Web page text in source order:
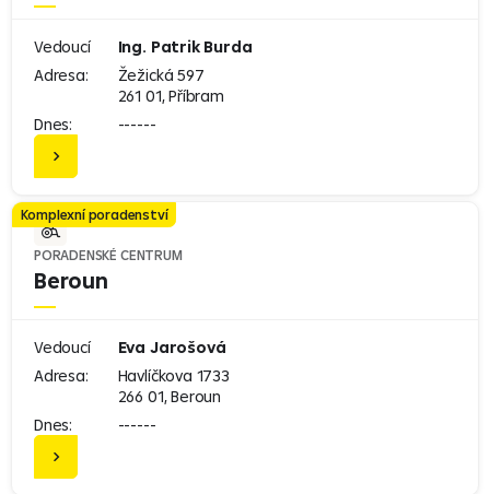
Vedoucí
Ing. Patrik Burda
Adresa:
Žežická 597
261 01, Příbram
Dnes:
------
Komplexní poradenství
PORADENSKÉ CENTRUM
Beroun
Vedoucí
Eva Jarošová
Adresa:
Havlíčkova 1733
266 01, Beroun
Dnes:
------